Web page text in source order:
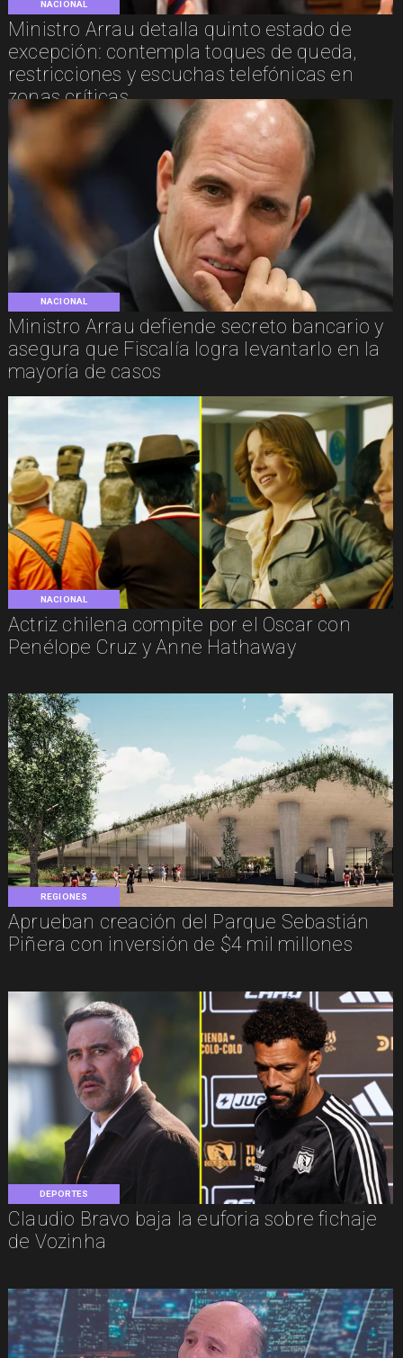
NACIONAL
Ministro Arrau detalla quinto estado de
excepción: contempla toques de queda,
restricciones y escuchas telefónicas en
zonas críticas
NACIONAL
Ministro Arrau defiende secreto bancario y
asegura que Fiscalía logra levantarlo en la
mayoría de casos
NACIONAL
Actriz chilena compite por el Oscar con
Penélope Cruz y Anne Hathaway
REGIONES
Aprueban creación del Parque Sebastián
Piñera con inversión de $4 mil millones
DEPORTES
Claudio Bravo baja la euforia sobre fichaje
de Vozinha